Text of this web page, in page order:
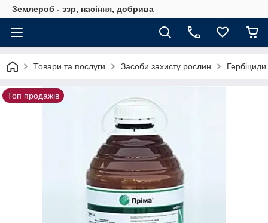
Землероб - ззр, насіння, добрива
Товари та послуги Засоби захисту рослин Гербіциди
Топ продажів